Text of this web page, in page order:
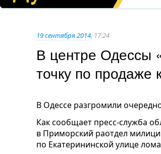
19 сентября 2014, 17:24
В центре Одессы
точку по продаже
В Одессе разгромили
Как сообщает пресс-служба
в Приморский раотдел
по Екатерининской улице